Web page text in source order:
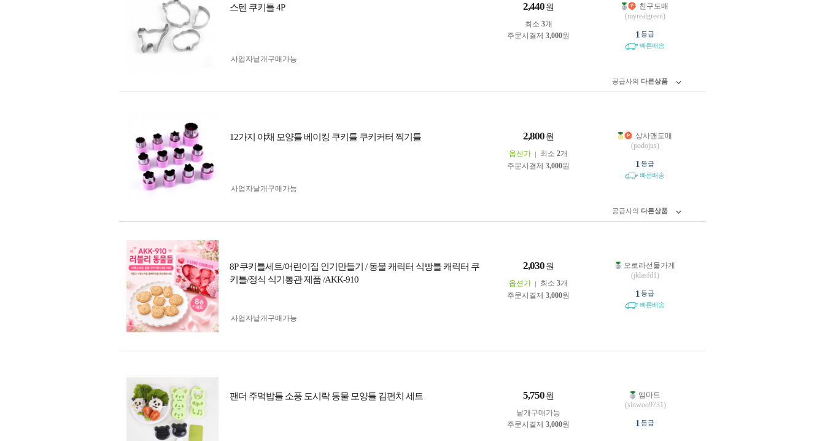
스텐 쿠키틀 4P 2,440 원
최소 3개
주문시결제 3,000원
사업자 낱개구매가능
친구도매
(myrealgreen)
1 등급
빠른배송
공급사의 다른상품
12가지 야채 모양틀 베이킹 쿠키틀 쿠키커터 찍기틀 2,800 원
옵션가 최소 2개
주문시결제 3,000원
사업자 낱개구매가능
상사맨도매
(podojus)
1 등급
빠른배송
공급사의 다른상품
8P 쿠키틀세트/어린이집 인기만들기 / 동물 캐릭터 식빵틀 캐릭터 쿠
키틀/정식 식기통관 제품 /AKK-910
2,030 원
옵션가 최소 3개
주문시결제 3,000원
사업자 낱개구매가능
오로라선물가게
(jklasfd1)
1 등급
빠른배송
팬더 주먹밥틀 소풍 도시락 동물 모양틀 김펀치 세트 5,750 원
낱개구매가능
주문시결제 3,000원
엠마트
(sinwoo9731)
1 등급